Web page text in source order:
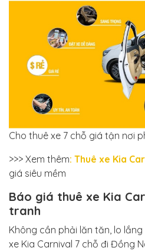
Cho thuê xe 7 chỗ giá tận nơi
>>> Xem thêm: Thuê xe Kia
giá siêu mềm
Báo giá thuê xe Kia
tranh
Không cần phải lăn tăn, lo
xe Kia Carnival 7 chỗ đi Đồng